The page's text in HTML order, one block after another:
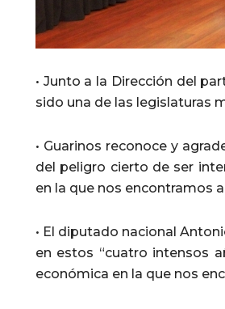
• Junto a la Dirección del
sido una de las legislaturas
• Guarinos reconoce y
del peligro cierto de ser
en la que nos encontramos
• El diputado nacional
en estos “cuatro intensos
económica en la que nos